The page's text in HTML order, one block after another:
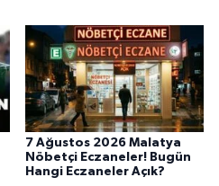
7 Ağustos 2026 Malatya
Nöbetçi Eczaneler! Bugün
Hangi Eczaneler Açık?